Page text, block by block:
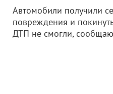
Автомобили получили
повреждения и
ДТП не смогли,